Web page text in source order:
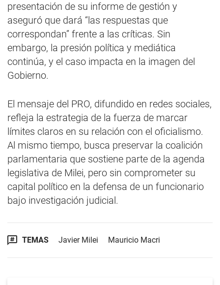
presentación de su informe de gestión y
aseguró que dará “las respuestas que
correspondan” frente a las críticas. Sin
embargo, la presión política y mediática
continúa, y el caso impacta en la imagen del
Gobierno.
El mensaje del PRO, difundido en redes sociales,
refleja la estrategia de la fuerza de marcar
límites claros en su relación con el oficialismo.
Al mismo tiempo, busca preservar la coalición
parlamentaria que sostiene parte de la agenda
legislativa de Milei, pero sin comprometer su
capital político en la defensa de un funcionario
bajo investigación judicial.
TEMAS Javier Milei Mauricio Macri